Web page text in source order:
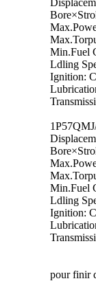
Min.Fuel
Ldling
Ignition:
Min.Fuel
Ldling
Ignition:
pour finir